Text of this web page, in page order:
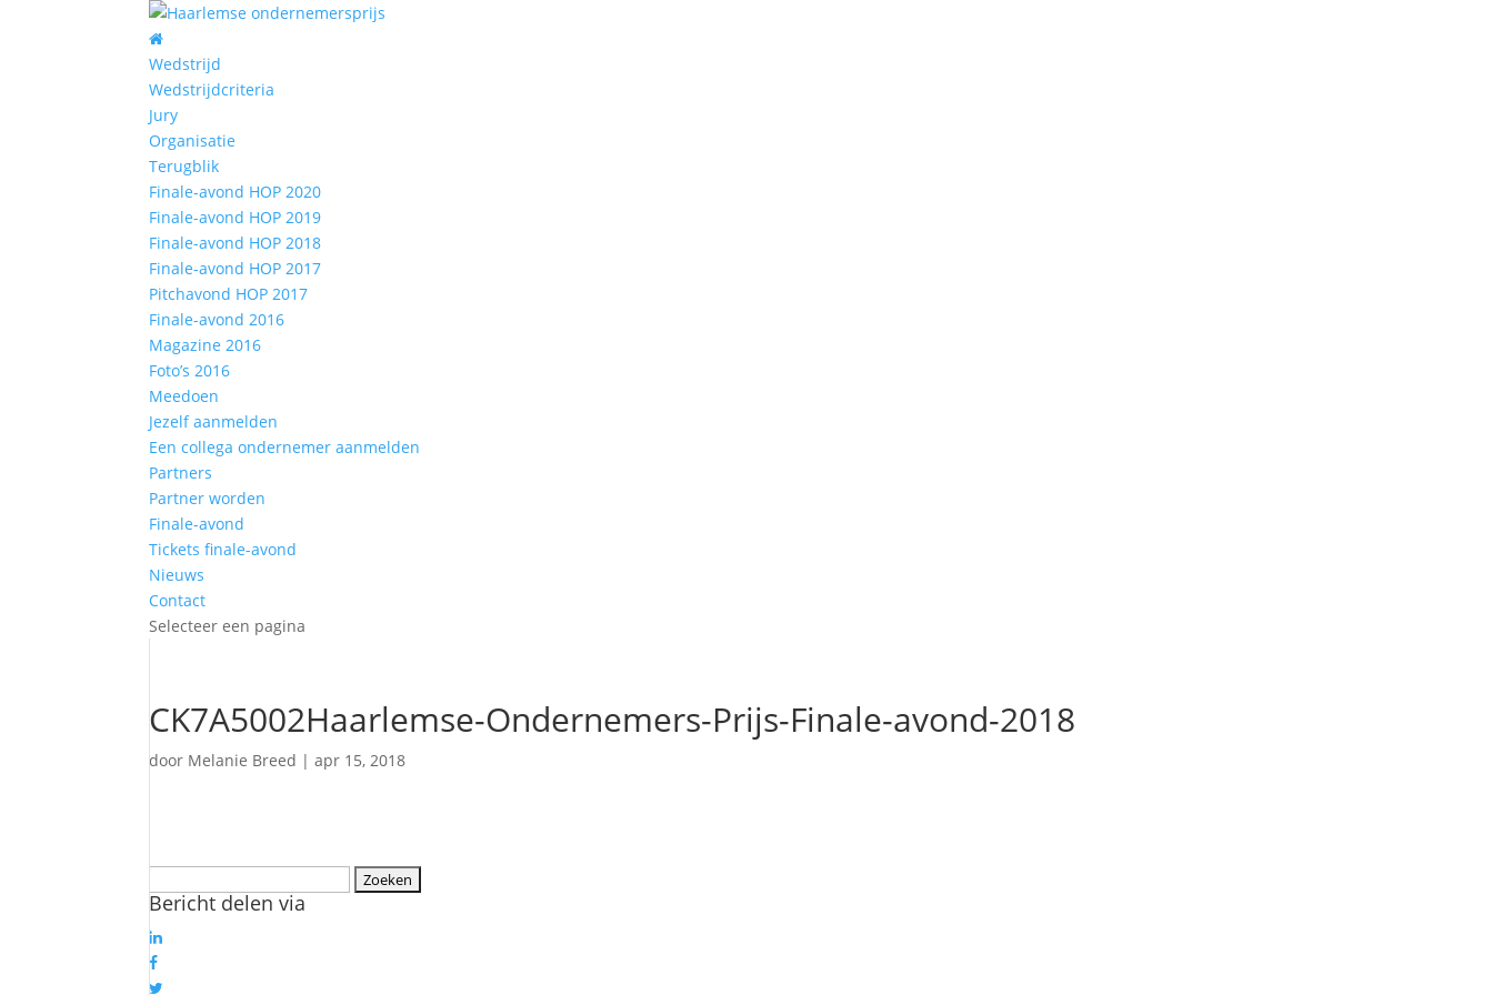
Wedstrijd
Wedstrijdcriteria
Jury
Organisatie
Terugblik
Finale-avond HOP 2020
Finale-avond HOP 2019
Finale-avond HOP 2018
Finale-avond HOP 2017
Pitchavond HOP 2017
Finale-avond 2016
Magazine 2016
Foto’s 2016
Meedoen
Jezelf aanmelden
Een collega ondernemer aanmelden
Partners
Partner worden
Finale-avond
Tickets finale-avond
Nieuws
Contact
Selecteer een pagina
CK7A5002Haarlemse-Ondernemers-Prijs-Finale-avond-2018
door Melanie Breed |apr 15, 2018
naar:
Bericht delen via